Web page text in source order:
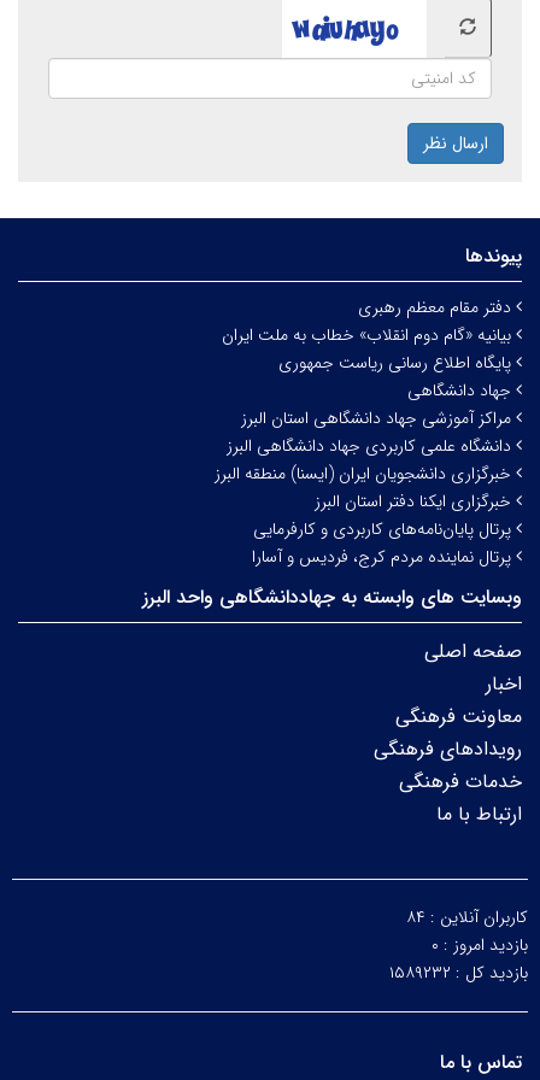
ارسال نظر
پیوندها
دفتر مقام معظم رهبری
بیانیه «گام دوم انقلاب» خطاب به ملت ایران
پایگاه اطلاع رسانی ریاست جمهوری
جهاد دانشگاهی
مراکز آموزشی جهاد دانشگاهی استان البرز
دانشگاه علمی کاربردی جهاد دانشگاهی البرز
خبرگزاری دانشجویان ایران (ایسنا) منطقه البرز
خبرگزاری ایکنا دفتر استان البرز
پرتال پایان‌نامه‌های کاربردی و کارفرمایی
پرتال نماینده مردم کرج، فردیس و آسارا
وبسایت های وابسته به جهاددانشگاهی واحد البرز
صفحه اصلی
اخبار
معاونت فرهنگی
رویدادهای فرهنگی
خدمات فرهنگی
ارتباط با ما
کاربران آنلاین : ۸۴
بازدید امروز : ۰
بازدید کل : ۱۵۸۹۲۳۲
تماس با ما